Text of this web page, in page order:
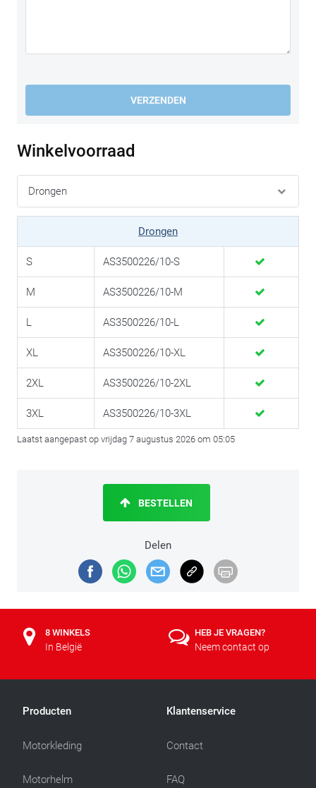
VERZENDEN
Winkelvoorraad
Drongen
S AS3500226/10-S
M AS3500226/10-M
L AS3500226/10-L
XL AS3500226/10-XL
2XL AS3500226/10-2XL
3XL AS3500226/10-3XL
Laatst aangepast op vrijdag 7 augustus 2026 om 05:05
Delen
BESTELLEN
8 WINKELS
In België
HEB JE VRAGEN?
Neem contact op
Producten
Motorkleding
Motorhelm
Klantenservice
Contact
FAQ